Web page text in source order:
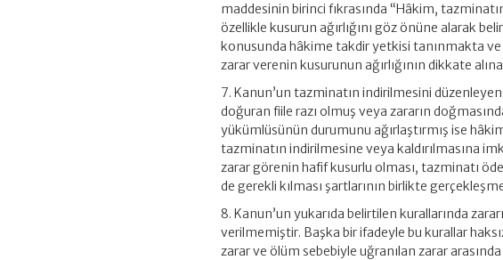
maddesinin birinci fıkrasında “Hâkim,
özellikle kusurun ağırlığını göz önüne alarak
konusunda hâkime takdir yetkisi tanınmakta ve
zarar verenin kusurunun ağırlığının dikkate
7. Kanun’un tazminatın indirilmesini
doğuran fiile razı olmuş veya zararın
yükümlüsünün durumunu ağırlaştırmış ise
tazminatın indirilmesine veya kaldırılmasına
zarar görenin hafif kusurlu olması, tazminatı
de gerekli kılması şartlarının birlikte
8. Kanun’un yukarıda belirtilen kurallarında
verilmemiştir. Başka bir ifadeyle bu kurallar
zarar ve ölüm sebebiyle uğranılan zarar